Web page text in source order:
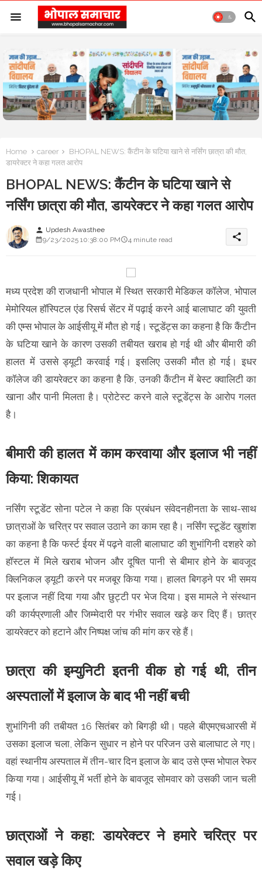
Home career
BHOPAL NEWS: कैंटीन के घटिया खाने से नर्सिंग छात्रा की मौत,
डायरेक्टर ने कहा गलत आरोप
BHOPAL NEWS: कैंटीन के घटिया खाने से
नर्सिंग छात्रा की मौत, डायरेक्टर ने कहा गलत आरोप
person Updesh Awasthee
9/23/2025 10:38:00 PM
4 minute read share
मध्य प्रदेश की राजधानी भोपाल में स्थित सरकारी मेडिकल कॉलेज, भोपाल
मेमोरियल हॉस्पिटल एंड रिसर्च सेंटर में पढ़ाई करने आई बालाघाट की युवती
की एम्स भोपाल के आईसीयू में मौत हो गई। स्टूडेंट्स का कहना है कि कैंटीन
के घटिया खाने के कारण उसकी तबीयत खराब हो गई थी और बीमारी की
हालत में उससे ड्यूटी करवाई गई। इसलिए उसकी मौत हो गई। इधर
कॉलेज की डायरेक्टर का कहना है कि, उनकी कैंटीन में बेस्ट क्वालिटी का
खाना और पानी मिलता है। प्रोटेस्ट करने वाले स्टूडेंट्स के आरोप गलत
है।
बीमारी की हालत में काम करवाया और इलाज भी नहीं
किया: शिकायत
नर्सिंग स्टूडेंट सोना पटेल ने कहा कि प्रबंधन संवेदनहीनता के साथ-साथ
छात्राओं के चरित्र पर सवाल उठाने का काम रहा है। नर्सिंग स्टूडेंट खुशांश
का कहना है कि फर्स्ट ईयर में पढ़ने वाली बालाघाट की शुभांगिनी दशहरे को
हॉस्टल में मिले खराब भोजन और दूषित पानी से बीमार होने के बावजूद
क्लिनिकल ड्यूटी करने पर मजबूर किया गया। हालत बिगड़ने पर भी समय
पर इलाज नहीं दिया गया और छुट्टी पर भेज दिया। इस मामले ने संस्थान
की कार्यप्रणाली और जिम्मेदारी पर गंभीर सवाल खड़े कर दिए हैं। छात्र
डायरेक्टर को हटाने और निष्पक्ष जांच की मांग कर रहे हैं।
छात्रा की इम्युनिटी इतनी वीक हो गई थी, तीन
अस्पतालों में इलाज के बाद भी नहीं बची
शुभांगिनी की तबीयत 16 सितंबर को बिगड़ी थी। पहले बीएमएचआरसी में
उसका इलाज चला, लेकिन सुधार न होने पर परिजन उसे बालाघाट ले गए।
वहां स्थानीय अस्पताल में तीन-चार दिन इलाज के बाद उसे एम्स भोपाल रेफर
किया गया। आईसीयू में भर्ती होने के बावजूद सोमवार को उसकी जान चली
गई।
छात्राओं ने कहा: डायरेक्टर ने हमारे चरित्र पर
सवाल खड़े किए